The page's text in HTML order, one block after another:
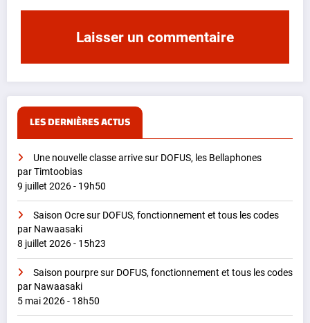
LES DERNIÈRES ACTUS
Une nouvelle classe arrive sur DOFUS, les Bellaphones
par Timtoobias
9 juillet 2026 - 19h50
Saison Ocre sur DOFUS, fonctionnement et tous les codes
par Nawaasaki
8 juillet 2026 - 15h23
Saison pourpre sur DOFUS, fonctionnement et tous les codes
par Nawaasaki
5 mai 2026 - 18h50